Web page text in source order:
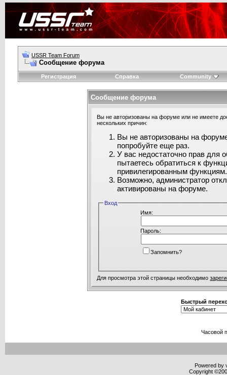
USSR Team Forum
Сообщение форума
Регистрация Справка Community
Сообщение форума
Вы не авторизованы на форуме или не имеете
нескольких причин:
Вы не авторизованы на
попробуйте еще раз.
У вас недостаточно прав для
пытаетесь обратиться к
привилегированным функциям.
Возможно, администратор
активированы на форуме.
Вход
Имя:
Пароль:
Запомнить?
Для просмотра этой страницы необходимо
Быстрый
Часовой
Powered by
Copyright